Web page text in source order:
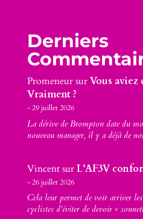
Derniers
PromeneursurVous aviez
Vraiment ?
29 juillet 2026
La dérive de Brompton date du
nouveau manager, il y a déjà de
VincentsurL’AF3V
26 juillet 2026
Cela leur permet de voir arriver
cyclistes d’éviter de devoir «